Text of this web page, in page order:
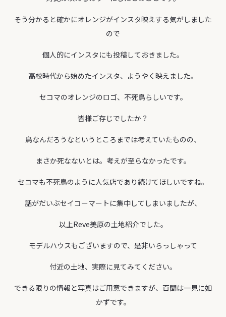
そう分かると確かにオレンジがインスタ映えする気がしました
ので
個人的にインスタにも投稿しておきました。
高校時代から始めたインスタ、ようやく映えました。
セコマのオレンジのロゴ、不死鳥らしいです。
皆様ご存じでしたか？
鳥なんだろうなというところまでは考えていたものの、
まさか死なないとは。考えが至らなかったです。
セコマも不死鳥のように人気店であり続けてほしいですね。
話がだいぶセイコーマートに集中してしまいましたが、
以上Reve美原の土地紹介でした。
モデルハウスもございますので、是非いらっしゃって
付近の土地、実際に見てみてください。
できる限りの情報と写真はご用意できますが、百聞は一見に如
かずです。